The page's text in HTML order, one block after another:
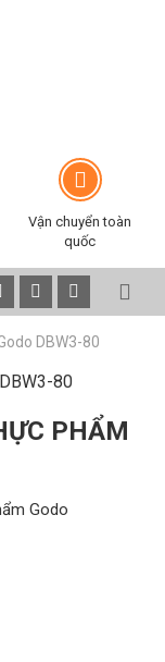
Vận chuyển toàn
quốc
DBW3-80
PHẨM
Godo